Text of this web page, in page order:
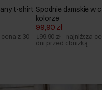
t-shirt
cena z 30
Spodnie damskie w
kolorze
99,90 zł
199,90 zł - najniższa
dni przed obniżką